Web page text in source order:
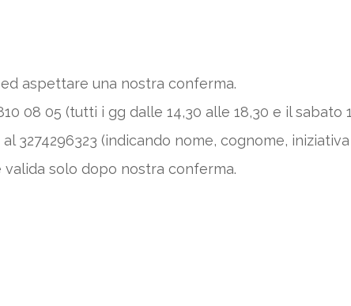
aspettare una nostra conferma.
08 05 (tutti i gg dalle 14,30 alle 18,30 e il sabato
3274296323 (indicando nome, cognome,
solo dopo nostra conferma.